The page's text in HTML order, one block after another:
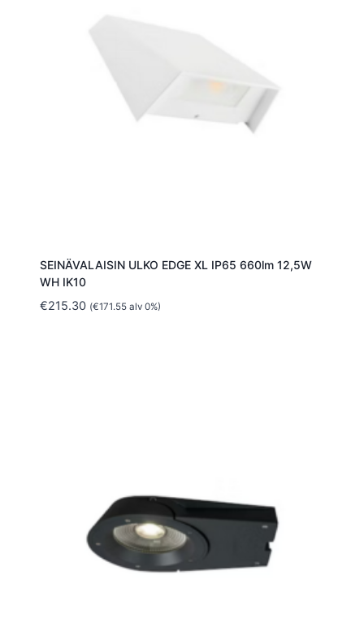
SEINÄVALAISIN ULKO EDGE XL IP65 660lm 12,5W
WH IK10
€215.30 (€171.55alv 0%)